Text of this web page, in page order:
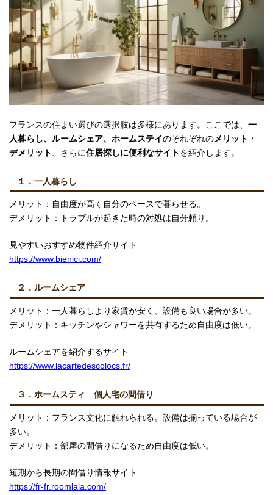
フランスの住まい選びの選択肢は多様にあります。ここでは、 一
人暮らし、ルームシェア、ホームステイのそれぞれのメリット・
デメリット
、さらに住居探しに便利なサイトを紹介します。
１．一人暮らし
メリット：自由度が高く自分のペースで暮らせる。
デメリット：トラブルが起きた時の対処は自分頼り。
見やすいおすすめ物件紹介サイト
https://www.bienici.com/
２．ルームシェア
メリット：一人暮らしより家賃が安く、設備も良い場合が多い。
デメリット：キッチンやシャワーを共有するため自由度は低い。
ルームシェアを紹介するサイト
https://www.lacartedescolocs.fr/
３．ホームスティ 個人宅の間借り
メリット：フランス文化に触れられる。設備は揃っている場合が
多い。
デメリット：部屋の間借りになるため自由度は低い。
短期から長期の間借り情報サイト
https://fr-fr.roomlala.com/